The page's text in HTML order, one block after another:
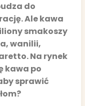
do
Ale kawa
smakoszy
wanilii,
Na rynek
kawa po
sprawić